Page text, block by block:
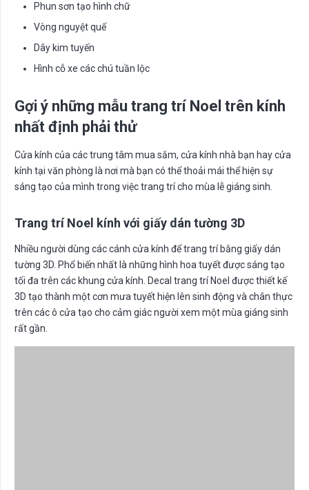
Phun sơn tạo hình chữ
Vòng nguyệt quế
Dây kim tuyến
Hình cỗ xe các chú tuần lộc
Gợi ý những mẫu trang trí Noel trên kính
nhất định phải thử
Cửa kính của các trung tâm mua sắm, cửa kính nhà bạn hay cửa
kính tại văn phòng là nơi mà bạn có thể thoải mái thể hiện sự
sáng tạo của mình trong việc trang trí cho mùa lễ giáng sinh.
Trang trí Noel kính với giấy dán tường 3D
Nhiều người dùng các cánh cửa kính để trang trí bằng giấy dán
tường 3D. Phổ biến nhất là những hình hoa tuyết được sáng tạo
tối đa trên các khung cửa kính. Decal trang trí Noel được thiết kế
3D tạo thành một cơn mưa tuyết hiện lên sinh động và chân thực
trên các ô cửa tạo cho cảm giác người xem một mùa giáng sinh
rất gần.